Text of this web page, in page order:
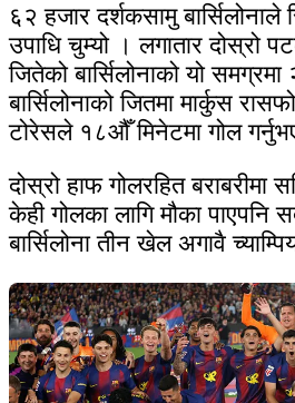
६२ हजार दर्शकसामु
उपाधि चुम्यो । लगातार दोस्रो
जितेको बार्सिलोनाको यो
बार्सिलोनाको जितमा मार्कुस
टोरेसले १८औँ मिनेटमा गोल
दोस्रो हाफ गोलरहित
केही गोलका लागि मौका पाएपनि
बार्सिलोना तीन खेल अगावै